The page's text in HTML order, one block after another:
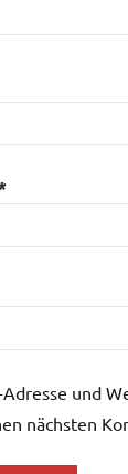
und
nächsten